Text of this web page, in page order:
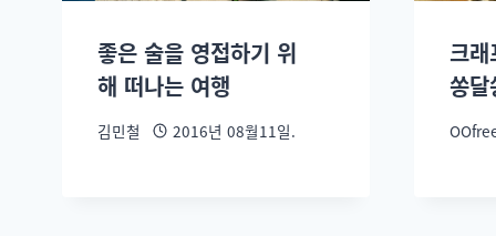
좋은 술을 영접하기 위
해 떠나는 여행
김민철 2016년 08월11일.
크
쏭